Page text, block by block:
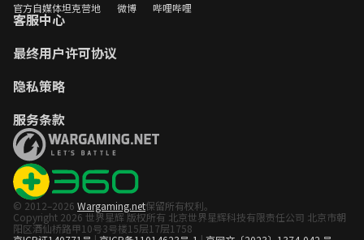
官方自媒体坦克营地 微博 哔哩哔哩
客服中心
最终用户许可协议
隐私策略
服务条款
© 2012–2026 Wargaming.net保留所有权利。
Copyright 2026 世界星辉 版权所有 北京世界星辉科技有限责任公司 北京市朝
阳区酒仙桥路甲10号3号楼15层17层1758